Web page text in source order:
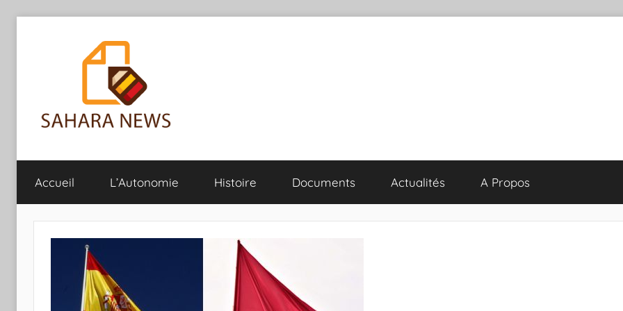
Sahara
News
l'info
sur
révélée
Accueil L’Autonomie Histoire Documents Actualités A Propos